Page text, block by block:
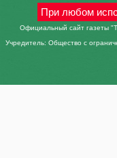
При любом
Официальный сайт газеты
Учредитель: Общество с